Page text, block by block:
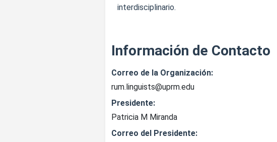
interdisciplinario.
Información de Contacto
Correo de la Organización:
rum.linguists@uprm.edu
Presidente:
Patricia M Miranda
Correo del Presidente: